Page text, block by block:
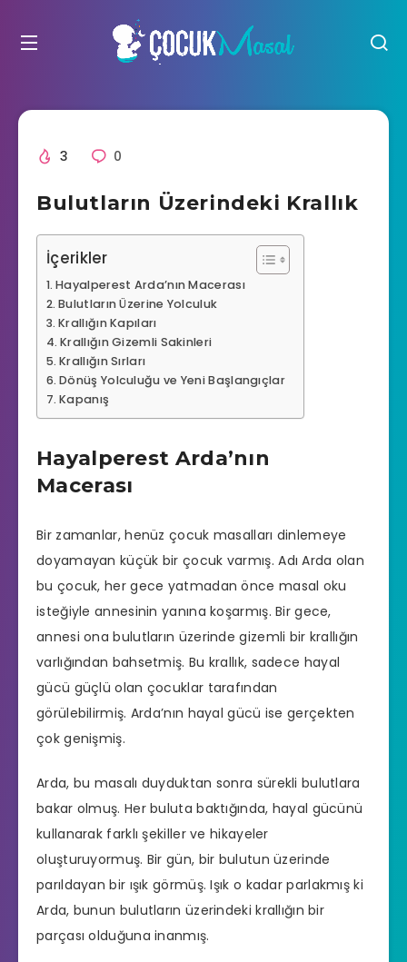
3 0
Bulutların Üzerindeki Krallık
İçerikler
Hayalperest Arda’nın Macerası
Bulutların Üzerine Yolculuk
Krallığın Kapıları
Krallığın Gizemli Sakinleri
Krallığın Sırları
Dönüş Yolculuğu ve Yeni Başlangıçlar
Kapanış
Hayalperest Arda’nın
Macerası
Bir zamanlar, henüz çocuk masalları dinlemeye
doyamayan küçük bir çocuk varmış. Adı Arda olan
bu çocuk, her gece yatmadan önce masal oku
isteğiyle annesinin yanına koşarmış. Bir gece,
annesi ona bulutların üzerinde gizemli bir krallığın
varlığından bahsetmiş. Bu krallık, sadece hayal
gücü güçlü olan çocuklar tarafından
görülebilirmiş. Arda’nın hayal gücü ise gerçekten
çok genişmiş.
Arda, bu masalı duyduktan sonra sürekli bulutlara
bakar olmuş. Her buluta baktığında, hayal gücünü
kullanarak farklı şekiller ve hikayeler
oluşturuyormuş. Bir gün, bir bulutun üzerinde
parıldayan bir ışık görmüş. Işık o kadar parlakmış ki
Arda, bunun bulutların üzerindeki krallığın bir
parçası olduğuna inanmış.